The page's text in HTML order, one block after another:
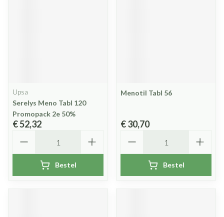
Upsa
Serelys Meno Tabl 120
Promopack 2e 50%
€ 52,32
Bestel
Menotil Tabl 56
€ 30,70
Bestel